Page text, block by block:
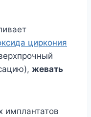
циркония
жевать
имплантатов